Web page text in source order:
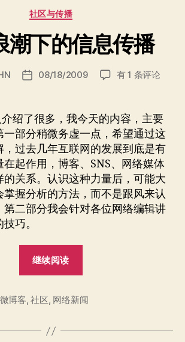
分
社区与传播
潮下的信息传播
发
期
08/18/2009
社
潮
下
的
信
息
传
播
有 1 条评论
绍了很多，我今天的内容，主要
一部分稍微务虚一点，希望通过这
，过去几年互联网的发展到底是有
起作用，博客、SNS、网络媒体
关系。认识这种力量后，可能大
掌握分析的方法，而不是跟风来认
第二部分我会针对各位网络编辑讲
巧。
继续阅读
潮
的
微博客,社区, 网络新闻